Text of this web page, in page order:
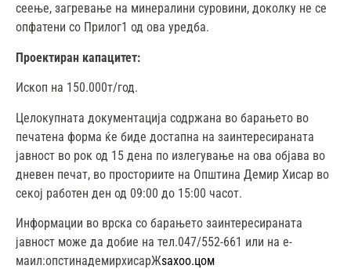
сеење, загревање на минералини суровини, доколку не се
опфатени со Прилог1 од ова уредба.
Проектиран капацитет:
Ископ на 150.000т/год.
Целокупната документација содржана во барањето во
печатена форма ќе биде достапна на заинтересираната
јавност во рок од 15 дена по излегување на ова објава во
дневен печат, во просториите на Општина Демир Хисар во
секој работен ден од 09:00 до 15:00 часот.
Информации во врска со барањето заинтересираната
јавност може да добие на тел.047/552-661 или на е-
маил:опстинадемирхисарЖѕахоо.цом